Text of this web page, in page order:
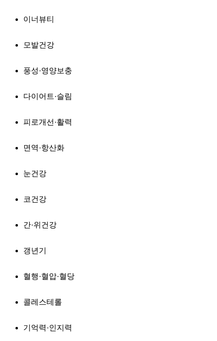
이너뷰티
모발건강
풍성·영양보충
다이어트·슬림
피로개선·활력
면역·항산화
눈건강
코건강
간·위건강
갱년기
혈행·혈압·혈당
콜레스테롤
기억력·인지력